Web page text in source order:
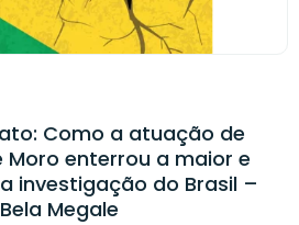
Como a atuação de
Moro enterrou a maior e
investigação do Brasil –
Megale